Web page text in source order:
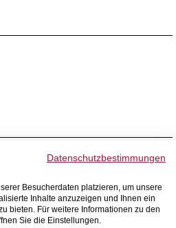
Datenschutzbestimmungen
Besucherdaten platzieren, um unsere
Inhalte anzuzeigen und Ihnen ein
bieten. Für weitere Informationen zu den
Sie die Einstellungen.